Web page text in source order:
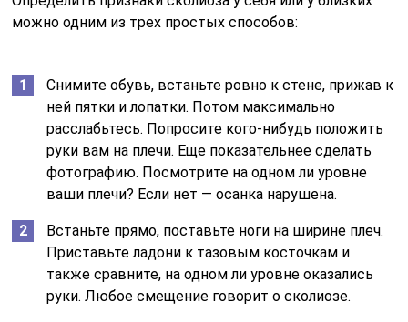
можно одним из трех простых способов:
Снимите обувь, встаньте ровно к стене, прижав к
ней пятки и лопатки. Потом максимально
расслабьтесь. Попросите кого-нибудь положить
руки вам на плечи. Еще показательнее сделать
фотографию. Посмотрите на одном ли уровне
ваши плечи? Если нет — осанка нарушена.
Встаньте прямо, поставьте ноги на ширине плеч.
Приставьте ладони к тазовым косточкам и
также сравните, на одном ли уровне оказались
руки. Любое смещение говорит о сколиозе.